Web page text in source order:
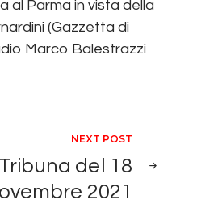
al Parma in vista della
(Gazzetta di
Marco Balestrazzi
NEXT POST
del 18
2021